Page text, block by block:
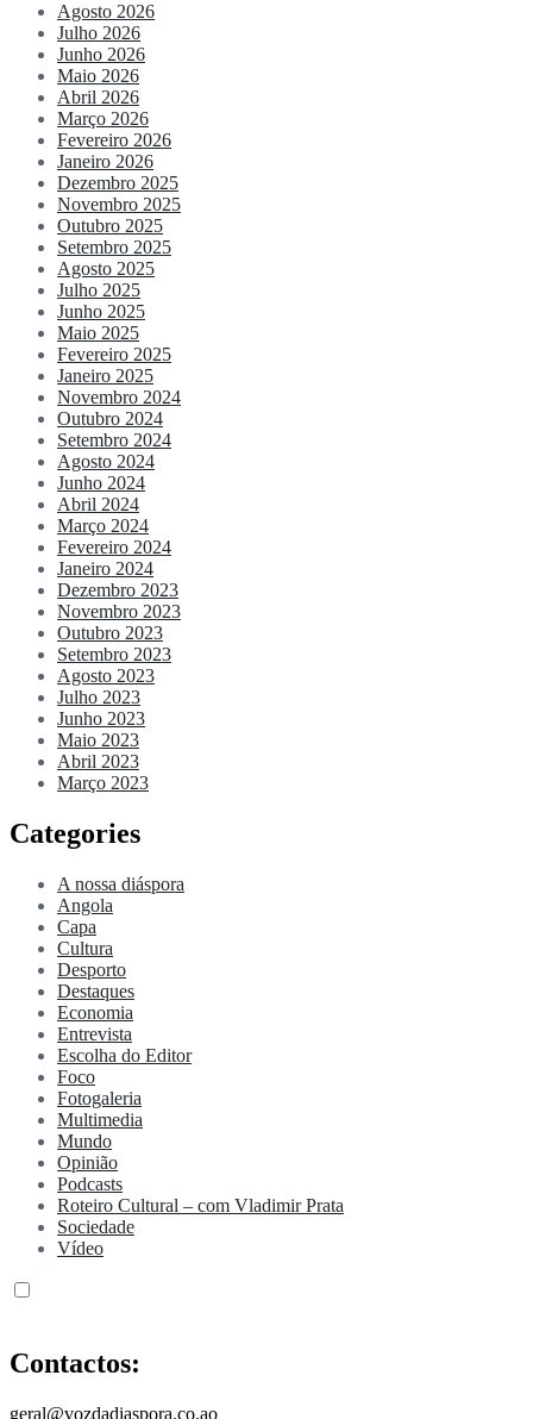
Agosto 2026
Julho 2026
Junho 2026
Maio 2026
Abril 2026
Março 2026
Fevereiro 2026
Janeiro 2026
Dezembro 2025
Novembro 2025
Outubro 2025
Setembro 2025
Agosto 2025
Julho 2025
Junho 2025
Maio 2025
Fevereiro 2025
Janeiro 2025
Novembro 2024
Outubro 2024
Setembro 2024
Agosto 2024
Junho 2024
Abril 2024
Março 2024
Fevereiro 2024
Janeiro 2024
Dezembro 2023
Novembro 2023
Outubro 2023
Setembro 2023
Agosto 2023
Julho 2023
Junho 2023
Maio 2023
Abril 2023
Março 2023
Categories
A nossa diáspora
Angola
Capa
Cultura
Desporto
Destaques
Economia
Entrevista
Escolha do Editor
Foco
Fotogaleria
Multimedia
Mundo
Opinião
Podcasts
Roteiro Cultural – com Vladimir Prata
Sociedade
Vídeo
Contactos:
geral@vozdadiaspora.co.ao